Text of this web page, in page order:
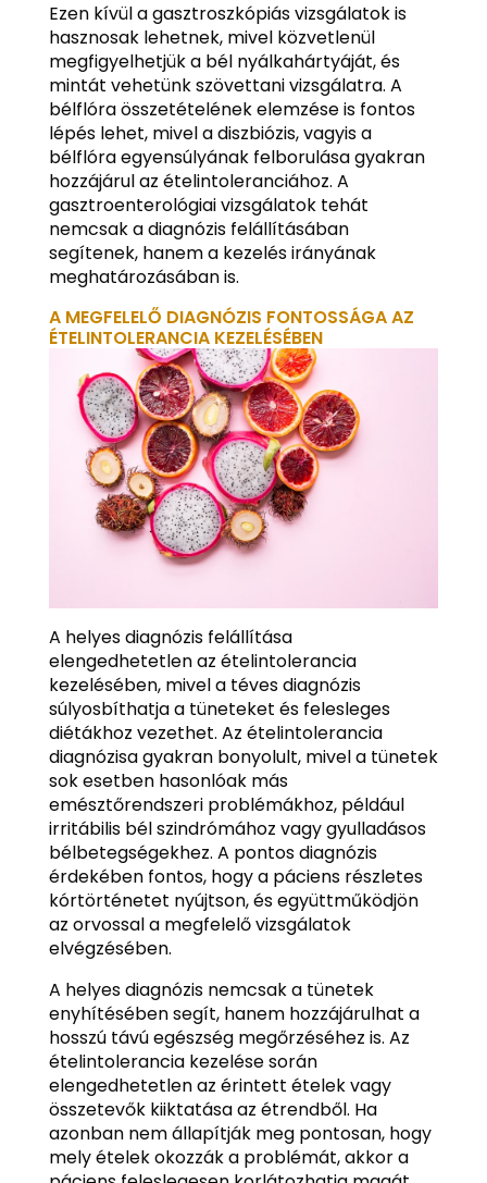
Ezen kívül a gasztroszkópiás vizsgálatok is
hasznosak lehetnek, mivel közvetlenül
megfigyelhetjük a bél nyálkahártyáját, és
mintát vehetünk szövettani vizsgálatra. A
bélflóra összetételének elemzése is fontos
lépés lehet, mivel a diszbiózis, vagyis a
bélflóra egyensúlyának felborulása gyakran
hozzájárul az ételintoleranciához. A
gasztroenterológiai vizsgálatok tehát
nemcsak a diagnózis felállításában
segítenek, hanem a kezelés irányának
meghatározásában is.
A MEGFELELŐ DIAGNÓZIS FONTOSSÁGA AZ
ÉTELINTOLERANCIA KEZELÉSÉBEN
A helyes diagnózis felállítása
elengedhetetlen az ételintolerancia
kezelésében, mivel a téves diagnózis
súlyosbíthatja a tüneteket és felesleges
diétákhoz vezethet. Az ételintolerancia
diagnózisa gyakran bonyolult, mivel a tünetek
sok esetben hasonlóak más
emésztőrendszeri problémákhoz, például
irritábilis bél szindrómához vagy gyulladásos
bélbetegségekhez. A pontos diagnózis
érdekében fontos, hogy a páciens részletes
kórtörténetet nyújtson, és együttműködjön
az orvossal a megfelelő vizsgálatok
elvégzésében.
A helyes diagnózis nemcsak a tünetek
enyhítésében segít, hanem hozzájárulhat a
hosszú távú egészség megőrzéséhez is. Az
ételintolerancia kezelése során
elengedhetetlen az érintett ételek vagy
összetevők kiiktatása az étrendből. Ha
azonban nem állapítják meg pontosan, hogy
mely ételek okozzák a problémát, akkor a